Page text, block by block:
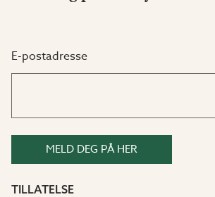
E-postadresse
MELD DEG PÅ HER
TILLATELSE